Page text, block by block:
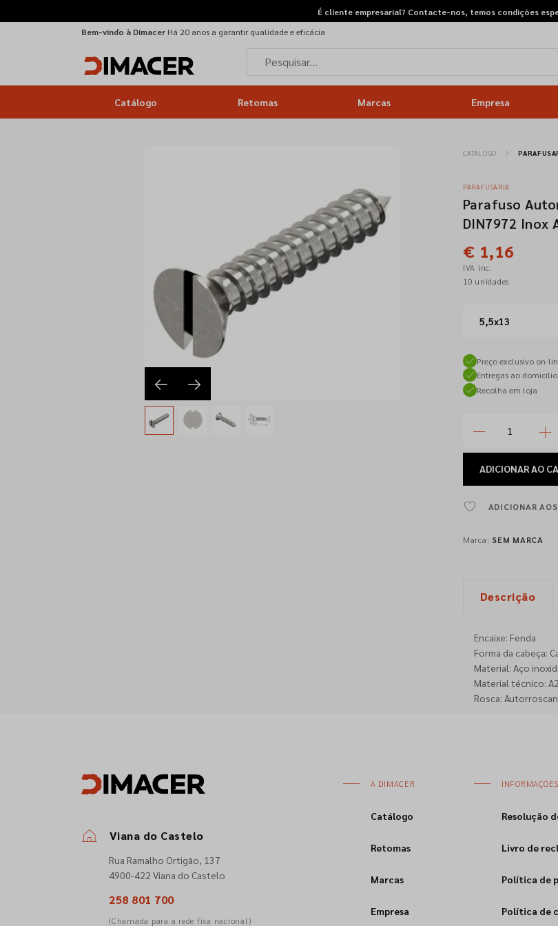
É cliente empresarial? Contacte-nos, temos condições
Bem-vindo à Dimacer Há 20 anos a garantir qualidade e eficácia
Catálogo Retomas Marcas Empresa
CATÁLOGO
PARAFUSARIA
Parafuso
DIN7972 Inox
€ 1,16
IVA inc.
10 unidades
5,5x13
Preço exclusivo on-
Entregas ao
Recolha em loja
ADICIONARAO
ADICIONAR
Marca: SEM MARCA
Descrição
Encaixe: Fenda
Forma da cabeça:
Material: Aço
Material técnico: A2
Rosca:
Viana do Castelo
Rua Ramalho Ortigão, 137
4900-422 Viana do Castelo
258 801 700
(Chamada para a rede fixa nacional)
A DIMACER
Catálogo
Retomas
Marcas
Empresa
Resolução
Livro de
Política de
Política de